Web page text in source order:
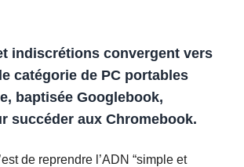
indiscrétions convergent vers
catégorie de PC portables
baptisée Googlebook,
succéder aux Chromebook.
de reprendre l’ADN “simple et